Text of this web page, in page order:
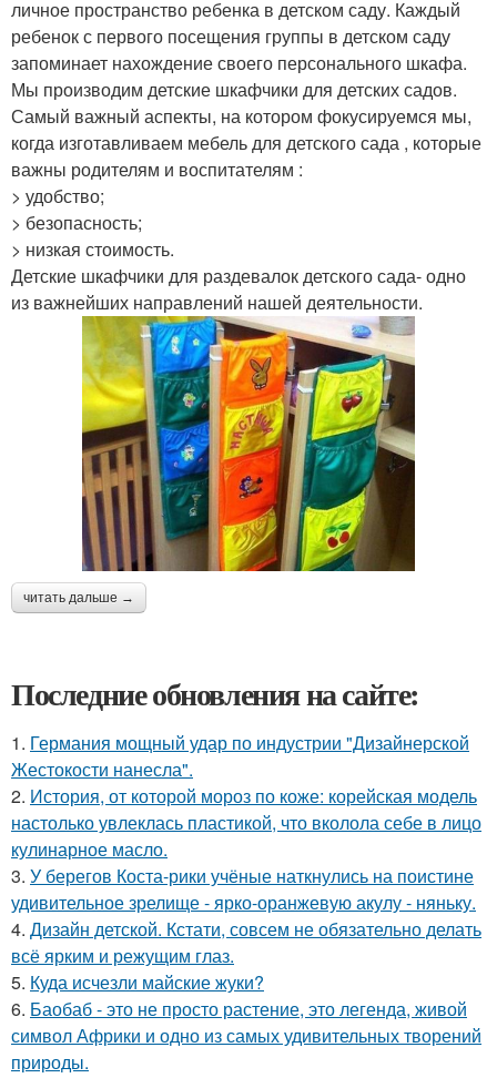
личное пространство ребенка в детском саду. Каждый
ребенок с первого посещения группы в детском саду
запоминает нахождение своего персонального шкафа.
Мы производим детские шкафчики для детских садов.
Самый важный аспекты, на котором фокусируемся мы,
когда изготавливаем мебель для детского сада , которые
важны родителям и воспитателям :
> удобство;
> безопасность;
> низкая стоимость.
Детские шкафчики для раздевалок детского сада- одно
из важнейших направлений нашей деятельности.
читать дальше →
Последние обновления на сайте:
1. Германия мощный удар по индустрии "Дизайнерской
Жестокости нанесла".
2. История, от которой мороз по коже: корейская модель
настолько увлеклась пластикой, что вколола себе в лицо
кулинарное масло.
3. У берегов Коста-рики учёные наткнулись на поистине
удивительное зрелище - ярко-оранжевую акулу - няньку.
4. Дизайн детской. Кстати, совсем не обязательно делать
всё ярким и режущим глаз.
5. Куда исчезли майские жуки?
6. Баобаб - это не просто растение, это легенда, живой
символ Африки и одно из самых удивительных творений
природы.